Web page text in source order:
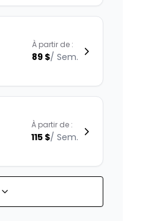
À partir de :
89 $/ Sem.
À partir de :
115 $/ Sem.
À partir de :